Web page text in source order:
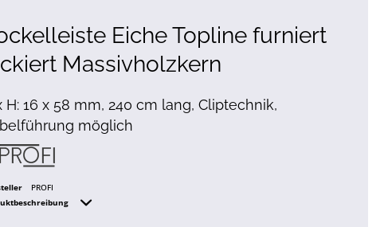
Eiche Topline furniert
Massivholzkern
H: 16 x 58 mm, 240 cm lang, Cliptechnik,
möglich
PROFI